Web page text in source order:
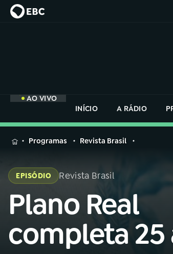
AO VIVO
INÍCIO
A RÁDIO
MENU
Buscar
na
Rádio
Nacional
AO VIVO
na
Rádio
Programas Revista Brasil
EPISÓDIO Revista Brasil
Plano Real
completa 25